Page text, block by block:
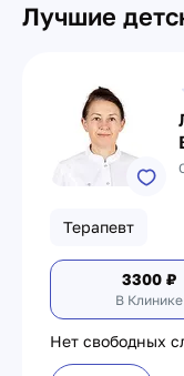
Лучшие
Терапевт
3300 ₽
В Клинике
Нет свободных